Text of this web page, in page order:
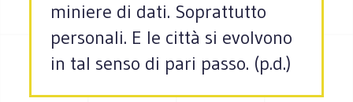
miniere di dati. Soprattutto
personali. E le città si evolvono
in tal senso di pari passo. (p.d.)